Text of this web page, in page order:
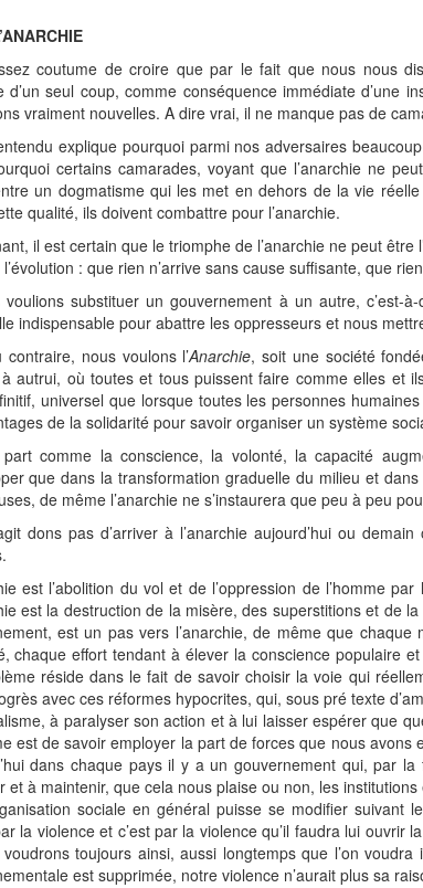
coutume de croire que par le fait que nous nous
d’un seul coup, comme conséquence immédiate
vraiment nouvelles. A dire vrai, il ne manque pas de
explique pourquoi parmi nos adversaires
certains camarades, voyant que l’anarchie ne
un dogmatisme qui les met en dehors de la vie
qualité, ils doivent combattre pour l’anarchie.
il est certain que le triomphe de l’anarchie ne peut
l’évolution : que rien n’arrive sans cause suffisante, que
voulions substituer un gouvernement à un autre, c’est-
indispensable pour abattre les oppresseurs et nous
contraire, nous voulons l’Anarchie, soit une société
autrui, où toutes et tous puissent faire comme elles et
universel que lorsque toutes les personnes
de la solidarité pour savoir organiser un système
part comme la conscience, la volonté, la capacité
que dans la transformation graduelle du milieu et
de même l’anarchie ne s’instaurera que peu à peu
dons pas d’arriver à l’anarchie aujourd’hui ou
est l’abolition du vol et de l’oppression de l’homme
est la destruction de la misère, des superstitions et de
est un pas vers l’anarchie, de même que
chaque effort tendant à élever la conscience populaire
réside dans le fait de savoir choisir la voie qui
avec ces réformes hypocrites, qui, sous pré texte
à paralyser son action et à lui laisser espérer que
est de savoir employer la part de forces que nous
dans chaque pays il y a un gouvernement qui, par
et à maintenir, que cela nous plaise ou non, les
sociale en général puisse se modifier suivant
la violence et c’est par la violence qu’il faudra lui ouvrir
toujours ainsi, aussi longtemps que l’on
est supprimée, notre violence n’aurait plus sa